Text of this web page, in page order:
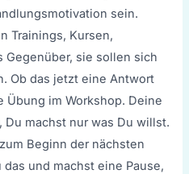
sein.
Trainings, Kursen,
Gegenüber, sie sollen sich
Ob das jetzt eine Antwort
Übung im Workshop. Deine
Du machst nur was Du willst.
Beginn der nächsten
und machst eine Pause,